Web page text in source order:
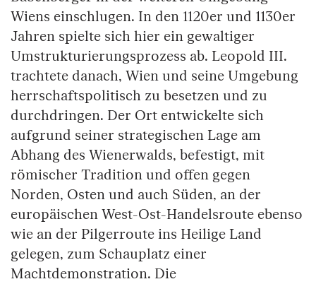
Wiens einschlugen. In den 1120er und 1130er
Jahren spielte sich hier ein gewaltiger
Umstrukturierungsprozess ab. Leopold III.
trachtete danach, Wien und seine Umgebung
herrschaftspolitisch zu besetzen und zu
durchdringen. Der Ort entwickelte sich
aufgrund seiner strategischen Lage am
Abhang des Wienerwalds, befestigt, mit
römischer Tradition und offen gegen
Norden, Osten und auch Süden, an der
europäischen West-Ost-Handelsroute ebenso
wie an der Pilgerroute ins Heilige Land
gelegen, zum Schauplatz einer
Machtdemonstration. Die